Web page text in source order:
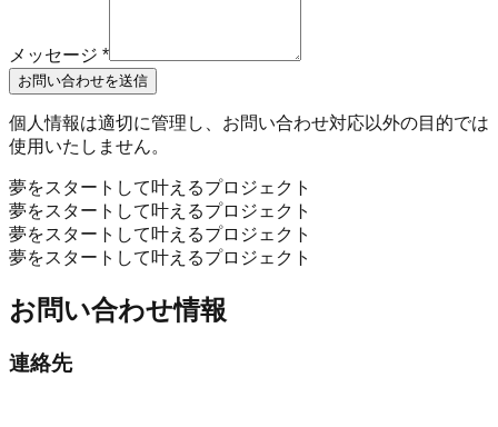
メッセージ *
お問い合わせを送信
個人情報は適切に管理し、お問い合わせ対応以外の目的では
使用いたしません。
夢をスタートして叶えるプロジェクト
夢をスタートして叶えるプロジェクト
夢をスタートして叶えるプロジェクト
夢をスタートして叶えるプロジェクト
お問い合わせ情報
連絡先